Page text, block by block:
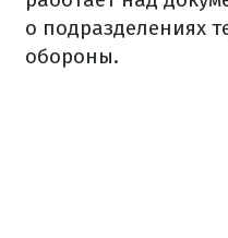
о подразделениях
обороны.